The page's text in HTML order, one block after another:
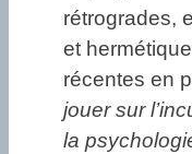
rétrogrades,
et
récentes en
jouer sur
la